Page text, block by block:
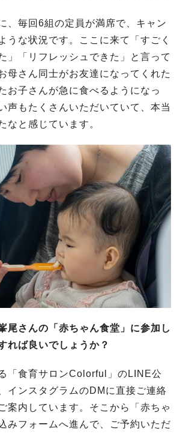
、毎回6組の定員が満席で、キャン
うな状況です。ここに来て「すごく
」「リフレッシュできた」と言って
母さん同士がお友達になってくれた
お子さんが急に食べるようになっ
声もたくさんいただいていて、本当
なと感じています。
さんの「赤ちゃん食堂」に参加し
れば良いでしょうか？
「食育サロンColorful」のLINE公
インスタグラムのDMに直接ご連絡
案内しています。そこから「赤ちゃ
みフォームへ進んで、ご予約いただ